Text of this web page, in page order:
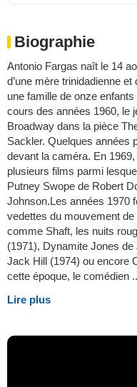
Biographie
Antonio Fargas naît le 14
d’une mère trinidadienne
une famille de onze
cours des années 1960, le
Broadway dans la pièce
Sackler. Quelques années
devant la caméra. En
plusieurs films parmi
Putney Swope de Robert
Johnson.Les années 1970
vedettes du mouvement
comme Shaft, les nuits
(1971), Dynamite Jones
Jack Hill (1974) ou encore
cette époque, le comédien
Lire plus